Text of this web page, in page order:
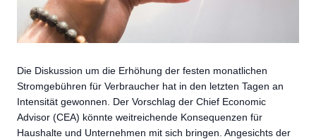
Die Diskussion um die Erhöhung der festen monatlichen
Stromgebühren für Verbraucher hat in den letzten Tagen an
Intensität gewonnen. Der Vorschlag der Chief Economic
Advisor (CEA) könnte weitreichende Konsequenzen für
Haushalte und Unternehmen mit sich bringen. Angesichts der